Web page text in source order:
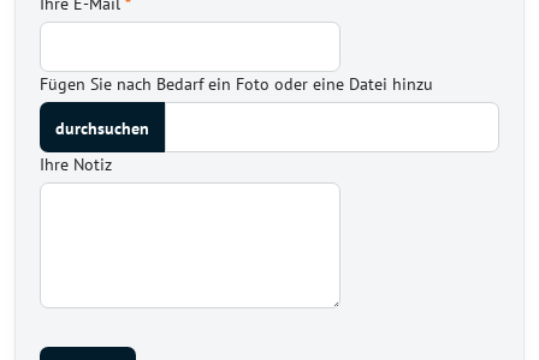
Fügen Sie nach Bedarf ein Foto oder eine Datei hinzu
Ihre Notiz